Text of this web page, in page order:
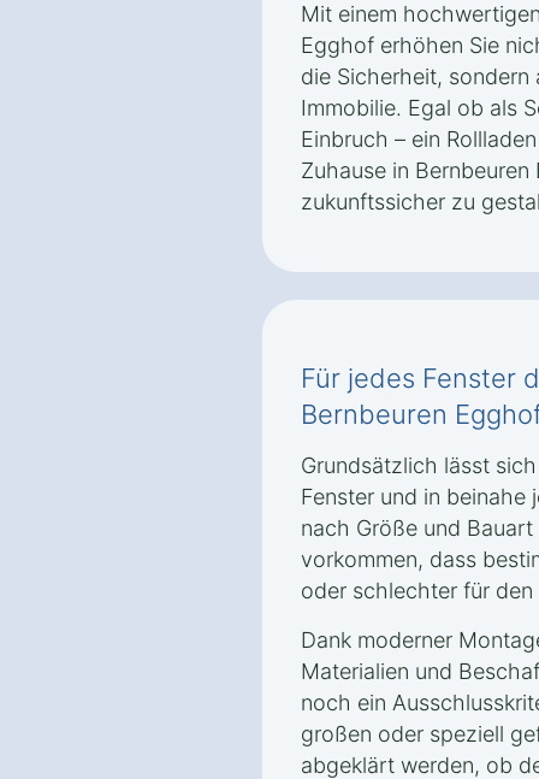
Mit einem
Egghof erhöhen Sie
die Sicherheit,
Immobilie. Egal ob als
Einbruch – ein
Zuhause in
zukunftssicher zu
Für jedes Fenster
Bernbeuren
Grundsätzlich lässt
Fenster und in beinahe
nach Größe und
vorkommen, dass
oder schlechter für
Dank moderner
Materialien und
noch ein
großen oder speziell
abgeklärt werden, ob